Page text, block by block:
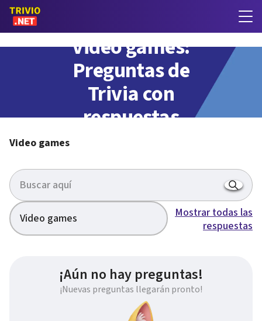
Video games:
Preguntas de
Trivia con
respuestas
Video games
Video games
Mostrar todas las
respuestas
¡Aún no hay preguntas!
¡Nuevas preguntas llegarán pronto!